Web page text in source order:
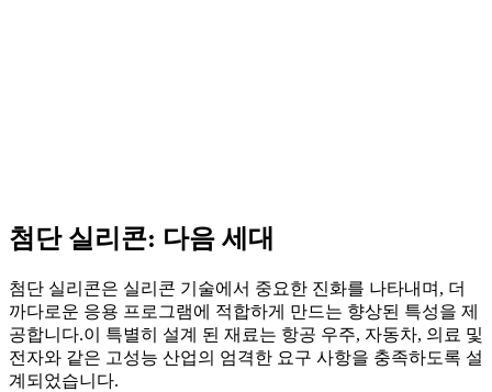
첨단 실리콘: 다음 세대
첨단 실리콘은 실리콘 기술에서 중요한 진화를 나타내며, 더
까다로운 응용 프로그램에 적합하게 만드는 향상된 특성을 제
공합니다.이 특별히 설계 된 재료는 항공 우주, 자동차, 의료 및
전자와 같은 고성능 산업의 엄격한 요구 사항을 충족하도록 설
계되었습니다.